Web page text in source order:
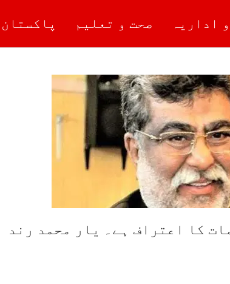
اداریہ صحت و تعلیم پاکستان
کا اعتراف ہے۔ یار محمد رند